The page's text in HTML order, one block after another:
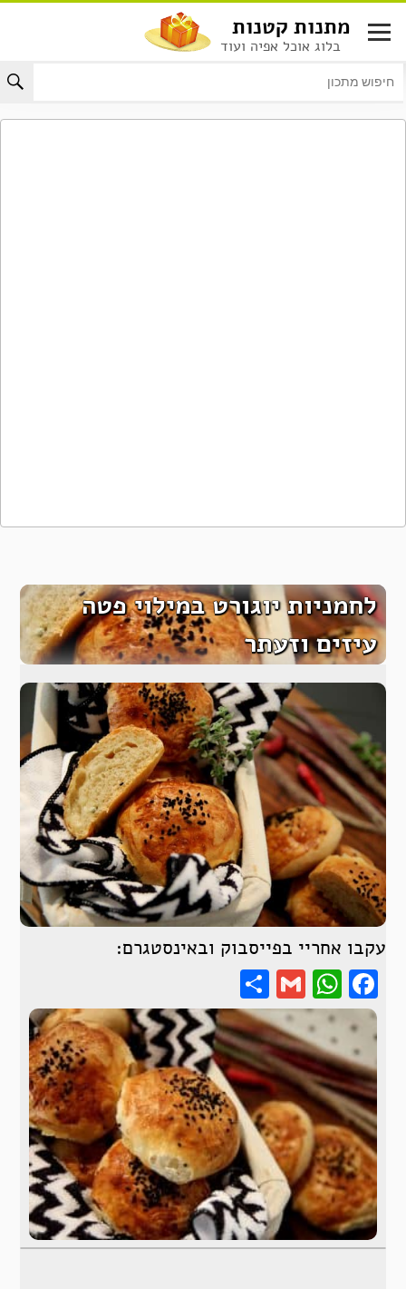
לתוכן
מתנות קטנות
בלוג אוכל אפיה ועוד
לחמניות יוגורט במילוי פטה
עיזים וזעתר
עקבו אחריי בפייסבוק ובאינסטגרם:
Facebook
WhatsApp
Gmail